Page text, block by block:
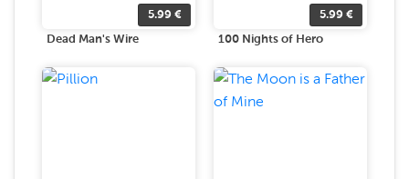
5.99 €
Dead Man's Wire
5.99 €
100 Nights of Hero